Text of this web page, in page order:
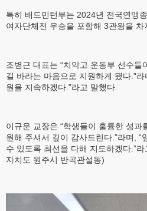
특히 배드민턴부는 2024년 전국연맹
여자단체전 우승을 포함해 3관왕을 차
조병근 대표는 “치악고 운동부 선수들
길 바라는 마음으로 지원하게 됐다.”
원을 지속하겠다.”라고 말했다.
이규운 교장은 “학생들이 훌륭한 성과
원해 주셔서 깊이 감사드린다.”라며,
수 있도록 최선을 다해 지도하겠다.”
자치도 원주시 반곡관설동)